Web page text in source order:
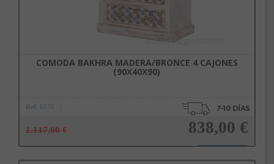
COMODA BAKHRA MADERA/BRONCE 4 CAJONES
(90X40X90)
Ref. 6570
1.117,00 € 838,00 €